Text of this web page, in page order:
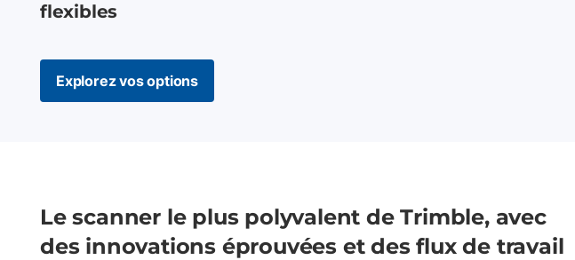
flexibles
Explorez vos options
Le scanner le plus polyvalent de Trimble, avec
des innovations éprouvées et des flux de travail